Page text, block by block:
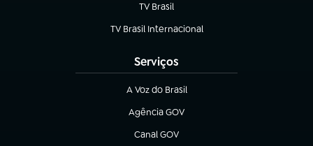
TV Brasil
(abre em nova aba)
TV Brasil Internacional
(abre em nova aba)
Serviços
A Voz do Brasil
(abre em nova aba)
Agência GOV
(abre em nova aba)
Canal GOV
(abre em nova aba)